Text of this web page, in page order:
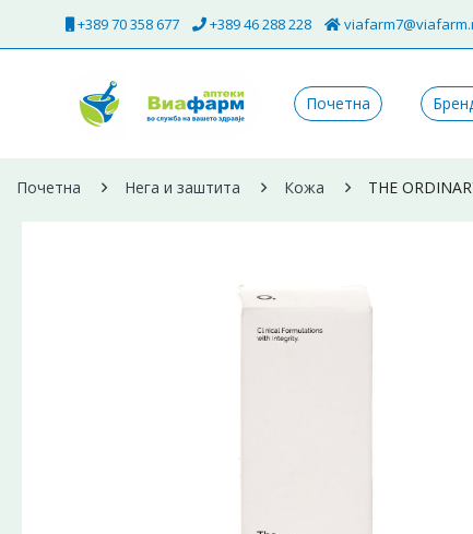
+389 70 358 677 +389 46 288 228
Почетна
Почетна Нега и заштита Кожа THE